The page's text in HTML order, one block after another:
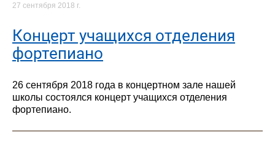
27 сентября 2018 г.
Концерт учащихся отделения
фортепиано
26 сентября 2018 года в концертном зале нашей
школы состоялся концерт учащихся отделения
фортепиано.